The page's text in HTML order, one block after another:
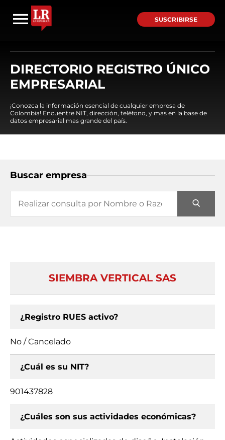
SUSCRIBIRSE
DIRECTORIO REGISTRO ÚNICO
EMPRESARIAL
¡Conozca la información esencial de cualquier empresa de
Colombia! Encuentre NIT, dirección, teléfono, y mas en la base de
datos empresarial mas grande del país.
Buscar empresa
SIEMBRA VERTICAL SAS
¿Registro RUES activo?
No / Cancelado
¿Cuál es su NIT?
901437828
¿Cuáles son sus actividades económicas?